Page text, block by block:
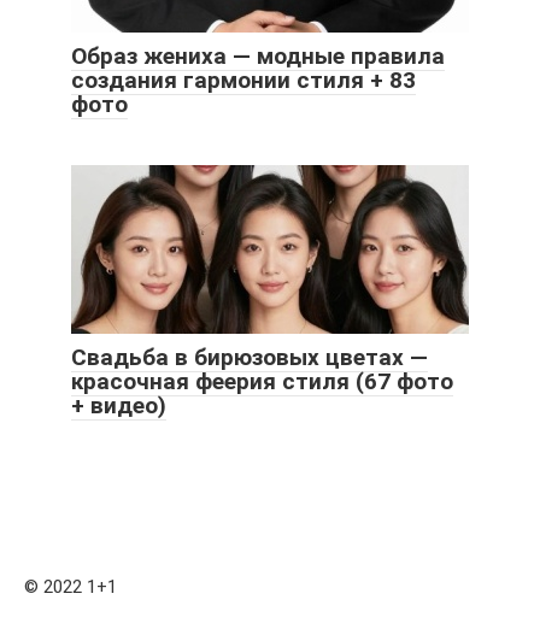
Образ жениха — модные правила
создания гармонии стиля + 83
фото
Свадьба в бирюзовых цветах —
красочная феерия стиля (67 фото
+ видео)
© 2022 1+1